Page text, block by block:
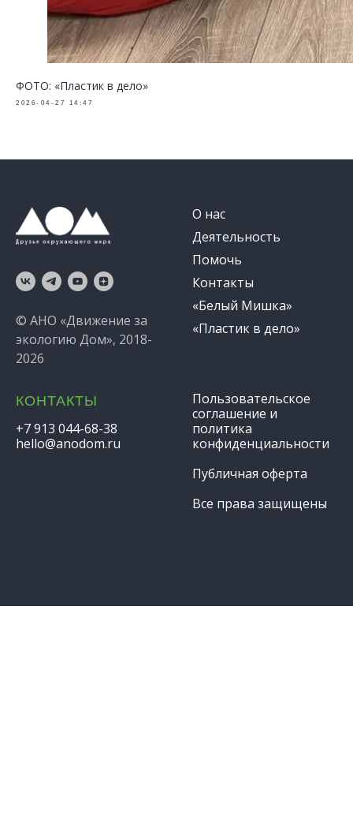
ФОТО: «Пластик в дело»
2026-04-27 14:47
© АНО «Движение за
экологию Дом», 2018-
2026
О нас
Деятельность
Помочь
Контакты
«Белый Мишка»
«Пластик в дело»
КОНТАКТЫ
+7 913 044-68-38
hello@anodom.ru
Пользовательское
соглашение и
политика
конфиденциальности
Публичная оферта
Все права защищены